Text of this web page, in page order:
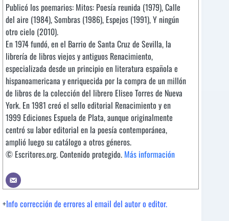
Publicó los poemarios: Mitos: Poesía reunida (1979), Calle
del aire (1984), Sombras (1986), Espejos (1991), Y ningún
otro cielo (2010).
En 1974 fundó, en el Barrio de Santa Cruz de Sevilla, la
librería de libros viejos y antiguos Renacimiento,
especializada desde un principio en literatura española e
hispanoamericana y enriquecida por la compra de un millón
de libros de la colección del librero Eliseo Torres de Nueva
York. En 1981 creó el sello editorial Renacimiento y en
1999 Ediciones Espuela de Plata, aunque originalmente
centró su labor editorial en la poesía contemporánea,
amplió luego su catálogo a otros géneros.
© Escritores.org. Contenido protegido. Más información
+Info corrección de errores al email del autor o editor.